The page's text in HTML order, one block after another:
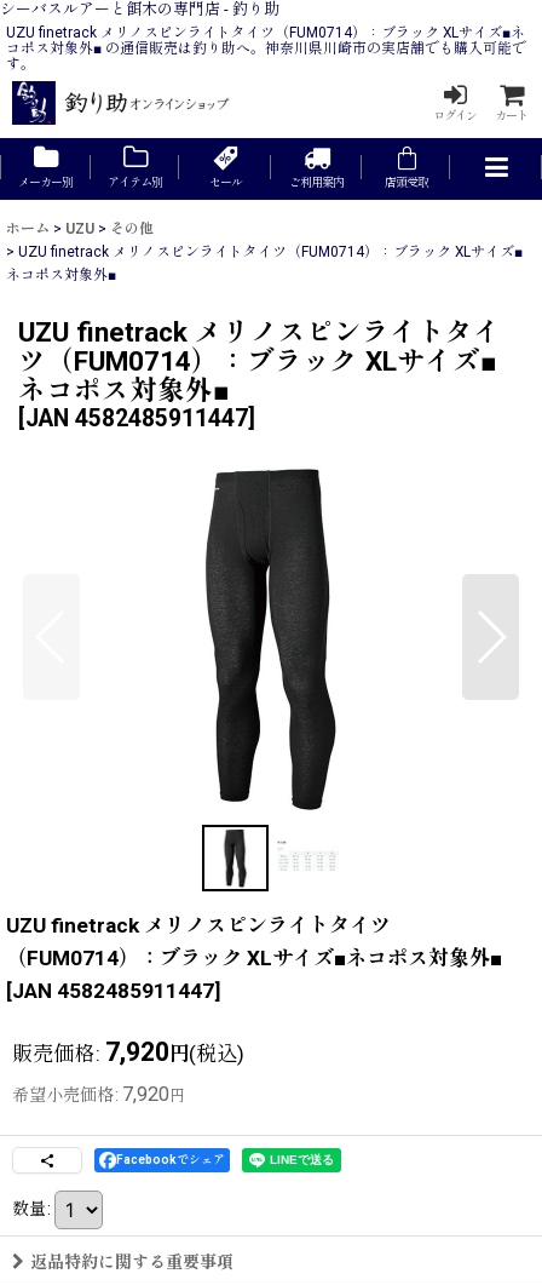
シーバスルアーと餌木の専門店 - 釣り助
UZU finetrack メリノスピンライトタイツ（FUM0714）：ブラック XLサイズ■ネ
コポス対象外■ の通信販売は釣り助へ。神奈川県川崎市の実店舗でも購入可能で
す。
ログイン カート
メーカー別 アイテム別 セール ご利用案内 店頭受取
ホーム > UZU > その他
> UZU finetrack メリノスピンライトタイツ（FUM0714）：ブラック XLサイズ■
ネコポス対象外■
UZU finetrack メリノスピンライトタイ
ツ（FUM0714）：ブラック XLサイズ■
ネコポス対象外■
JAN 4582485911447
UZU finetrack メリノスピンライトタイツ
（FUM0714）：ブラック XLサイズ■ネコポス対象外■
[JAN 4582485911447]
販売価格: 7,920円(税込)
希望小売価格: 7,920 円
Facebookでシェア
数量:
返品特約に関する重要事項